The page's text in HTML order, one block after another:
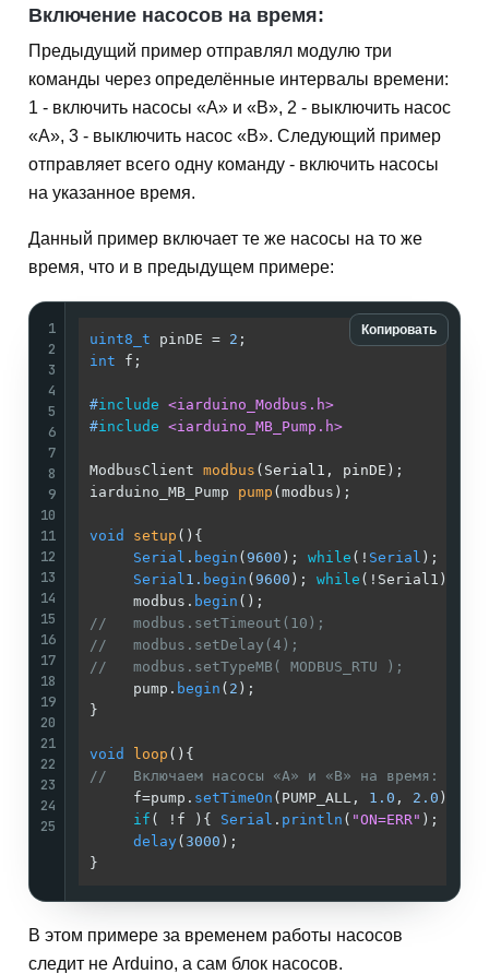
Включение насосов на время:
Предыдущий пример отправлял модулю три
команды через определённые интервалы времени:
1 - включить насосы «A» и «B», 2 - выключить насос
«A», 3 - выключить насос «B». Следующий пример
отправляет всего одну команду - включить насосы
на указанное время.
Данный пример включает те же насосы на то же
время, что и в предыдущем примере:
Копировать
1
2
3
4
5
6
7
8
9
10
11
12
13
14
15
16
17
18
19
20
21
22
23
24
25
uint8_t pinDE = 2 ;
int f;
#include <iarduino_Modbus.h>
#include <iarduino_MB_Pump.h>
ModbusClient modbus (Serial1, pinDE) ;
iarduino_MB_Pump pump (modbus) ;
void
setup () {
Serial . begin ( 9600 ); while (! Serial );
Serial1. begin ( 9600 ); while (!Serial1);
     modbus.
begin ();
//   modbus.setTimeout(10);                 //
//   modbus.setDelay(4);                    //
//   modbus.setTypeMB( MODBUS_RTU );        //
     pump.
begin ( 2 );
}
void
loop () {
//   Включаем насосы «A» и «B» на время:
     f=pump.
setTimeOn (PUMP_ALL, 1.0 , 2.0 );
if ( !f ){ Serial . println ( "ON=ERR" ); }
delay( 3000 );
}
В этом примере за временем работы насосов
следит не Arduino, а сам блок насосов.